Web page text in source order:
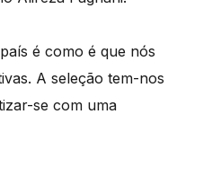
é como é que nós
A seleção tem-nos
se com uma